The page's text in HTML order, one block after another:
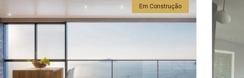
Em Construção